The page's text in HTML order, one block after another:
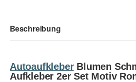
Beschreibung
AutoaufkleberBlumen
Aufkleber 2er Set Motiv